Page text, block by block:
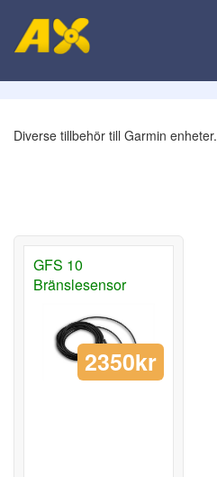
Diverse tillbehör till Garmin enheter.
GFS 10
Bränslesensor
2350kr